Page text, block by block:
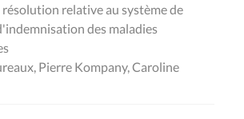
relative au système de
des maladies
Pierre Kompany, Caroline